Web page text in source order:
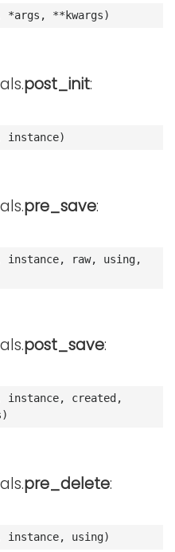
*args , ** kwargs)
post_init:
instance)
pre_save:
instance, raw, using,
post_save:
instance, created ,
)
pre_delete:
instance, using)